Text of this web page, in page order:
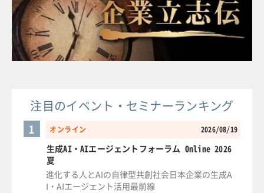
注目のイベント・セミナーランキング
オンライン 2026/08/19
1
生成AI・AIエージェントフォーラム Online 2026
夏
進化する人とAIの自律型共創社会日本企業の生成A
I・AIエージェント活用最前線